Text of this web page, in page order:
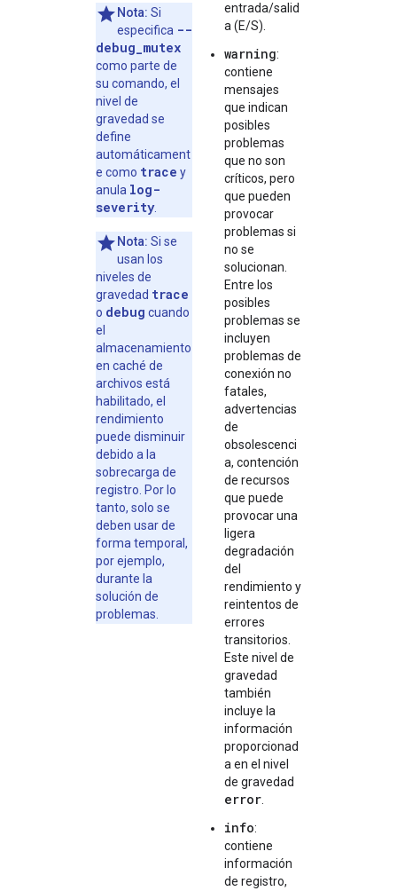
Nota: Si
especifica --
debug_mutex
como parte de
su comando, el
nivel de
gravedad se
define
automáticament
e como trace y
anula log-
severity.
Nota: Si se
usan los
niveles de
gravedad trace
o debug cuando
el
almacenamiento
en caché de
archivos está
habilitado, el
rendimiento
puede disminuir
debido a la
sobrecarga de
registro. Por lo
tanto, solo se
deben usar de
forma temporal,
por ejemplo,
durante la
solución de
problemas.
entrada/salid
a (E/S).
warning:
contiene
mensajes
que indican
posibles
problemas
que no son
críticos, pero
que pueden
provocar
problemas si
no se
solucionan.
Entre los
posibles
problemas se
incluyen
problemas de
conexión no
fatales,
advertencias
de
obsolescenci
a, contención
de recursos
que puede
provocar una
ligera
degradación
del
rendimiento y
reintentos de
errores
transitorios.
Este nivel de
gravedad
también
incluye la
información
proporcionad
a en el nivel
de gravedad
error
info:
contiene
información
de registro,